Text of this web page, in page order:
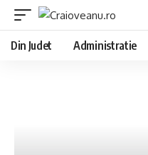
Din Judet Administratie